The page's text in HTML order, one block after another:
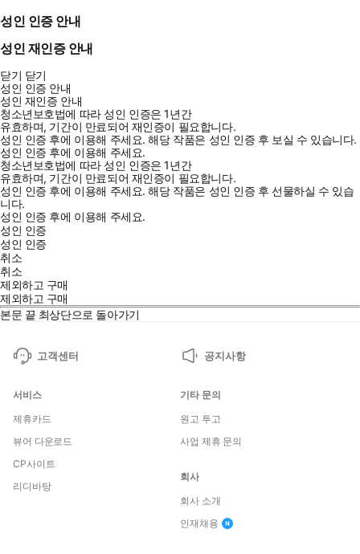
성인 인증 안내
성인 재인증 안내
닫기 닫기
성인 인증 안내
성인 재인증 안내
청소년보호법에 따라 성인 인증은 1년간
유효하며, 기간이 만료되어 재인증이 필요합니다.
성인 인증 후에 이용해 주세요.해당 작품은 성인 인증 후 보실 수 있습니다.
성인 인증 후에 이용해 주세요.
청소년보호법에 따라 성인 인증은 1년간
유효하며, 기간이 만료되어 재인증이 필요합니다.
성인 인증 후에 이용해 주세요.해당 작품은 성인 인증 후 선물하실 수 있습
니다.
성인 인증 후에 이용해 주세요.
성인 인증
성인 인증
취소
취소
제외하고 구매
제외하고 구매
본문 끝 최상단으로 돌아가기
고객센터 공지사항
서비스
제휴카드
뷰어 다운로드
CP사이트
리디바탕
기타 문의
원고 투고
사업 제휴 문의
회사
회사 소개
인재채용